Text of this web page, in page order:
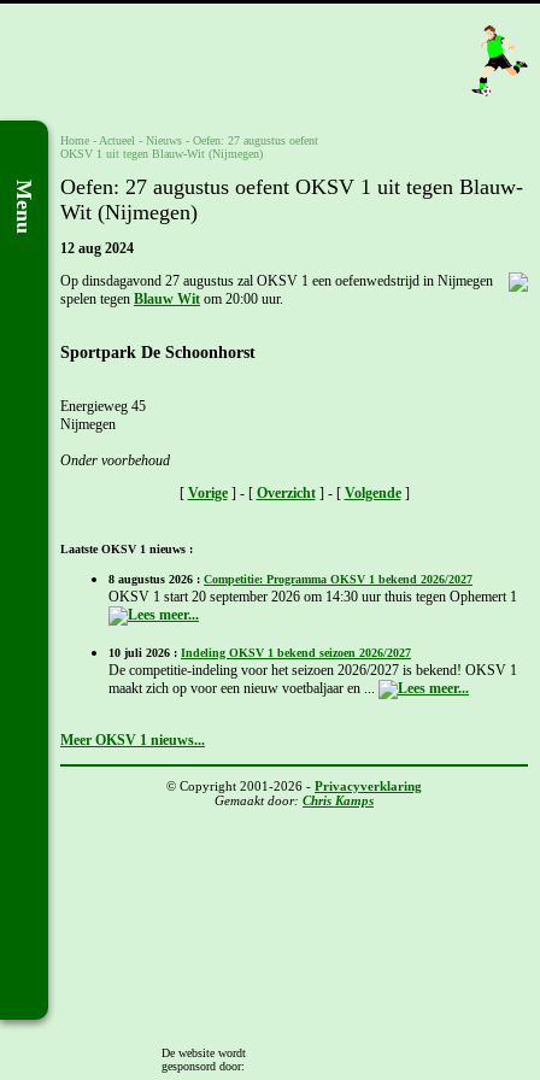
Menu
Home - Actueel - Nieuws - Oefen: 27 augustus oefent
OKSV 1 uit tegen Blauw-Wit (Nijmegen)
Oefen: 27 augustus oefent OKSV 1 uit tegen Blauw-
Wit (Nijmegen)
12 aug 2024
Op dinsdagavond 27 augustus zal OKSV 1 een oefenwedstrijd in Nijmegen
spelen tegen Blauw Wit om 20:00 uur.
Sportpark De Schoonhorst
Energieweg 45
Nijmegen
Onder voorbehoud
[ Vorige] - [ Overzicht] - [ Volgende]
Laatste OKSV 1 nieuws :
8 augustus 2026 : Competitie: Programma OKSV 1 bekend 2026/2027
OKSV 1 start 20 september 2026 om 14:30 uur thuis tegen Ophemert 1
10 juli 2026 : Indeling OKSV 1 bekend seizoen 2026/2027
De competitie-indeling voor het seizoen 2026/2027 is bekend! OKSV 1
maakt zich op voor een nieuw voetbaljaar en ...
Meer OKSV 1 nieuws...
© Copyright 2001-2026 - Privacyverklaring
Gemaakt door: Chris Kamps
De website wordt
gesponsord door: